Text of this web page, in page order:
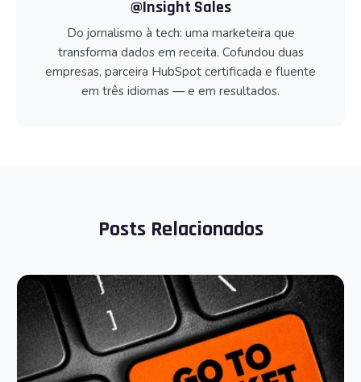
@Insight Sales
Do jornalismo à tech: uma marketeira que
transforma dados em receita. Cofundou duas
empresas, parceira HubSpot certificada e fluente
em três idiomas — e em resultados.
Posts Relacionados